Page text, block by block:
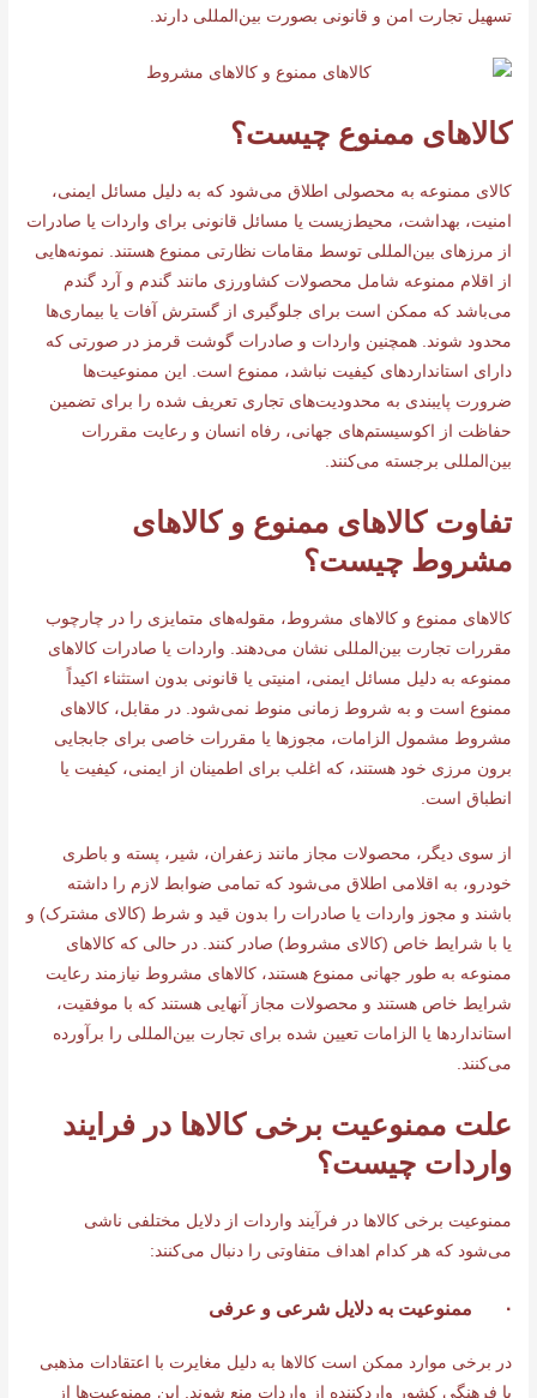
تسهیل تجارت امن و قانونی بصورت بین‌المللی دارند.
کالاهای ممنوع چیست؟
کالای ممنوعه به محصولی اطلاق می‌شود که به دلیل مسائل ایمنی،
امنیت، بهداشت، محیط‌زیست یا مسائل قانونی برای واردات یا صادرات
از مرزهای بین‌المللی توسط مقامات نظارتی ممنوع هستند. نمونه‌هایی
از اقلام ممنوعه شامل محصولات کشاورزی مانند گندم و آرد گندم
می‌باشد که ممکن است برای جلوگیری از گسترش آفات یا بیماری‌ها
محدود شوند. همچنین واردات و صادرات گوشت قرمز در صورتی که
دارای استانداردهای کیفیت نباشد، ممنوع است. این ممنوعیت‌ها
ضرورت پایبندی به محدودیت‌های تجاری تعریف شده را برای تضمین
حفاظت از اکوسیستم‌های جهانی، رفاه انسان و رعایت مقررات
بین‌المللی برجسته می‌کنند.
تفاوت کالاهای ممنوع و کالاهای
مشروط چیست؟
کالاهای ممنوع و کالاهای مشروط، مقوله‌های متمایزی را در چارچوب
مقررات تجارت بین‌المللی نشان می‌دهند. واردات یا صادرات کالاهای
ممنوعه به دلیل مسائل ایمنی، امنیتی یا قانونی بدون استثناء اکیداً
ممنوع است و به شروط زمانی منوط نمی‌شود. در مقابل، کالاهای
مشروط مشمول الزامات، مجوزها یا مقررات خاصی برای جابجایی
برون مرزی خود هستند، که اغلب برای اطمینان از ایمنی، کیفیت یا
انطباق است.
از سوی دیگر، محصولات مجاز مانند زعفران، شیر، پسته و باطری
خودرو، به اقلامی اطلاق می‌شود که تمامی ضوابط لازم را داشته
باشند و مجوز واردات یا صادرات را بدون قید و شرط (کالای مشترک) و
یا با شرایط خاص (کالای مشروط) صادر کنند. در حالی که کالاهای
ممنوعه به طور جهانی ممنوع هستند، کالاهای مشروط نیازمند رعایت
شرایط خاص هستند و محصولات مجاز آنهایی هستند که با موفقیت،
استانداردها یا الزامات تعیین شده برای تجارت بین‌المللی را برآورده
می‌کنند.
علت ممنوعیت برخی کالاها در فرایند
واردات چیست؟
ممنوعیت برخی کالاها در فرآیند واردات از دلایل مختلفی ناشی
می‌شود که هر کدام اهداف متفاوتی را دنبال می‌کنند:
· ممنوعیت به دلایل شرعی و عرفی
در برخی موارد ممکن است کالاها به دلیل مغایرت با اعتقادات مذهبی
یا فرهنگی کشور واردکننده از واردات منع شوند. این ممنوعیت‌ها از